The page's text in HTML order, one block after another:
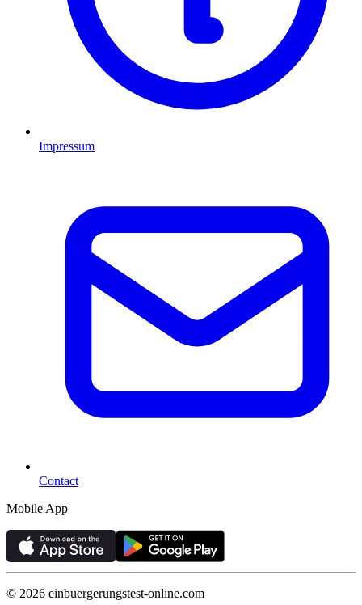
Impressum
Contact
Mobile App
© 2026 einbuergerungstest-online.com